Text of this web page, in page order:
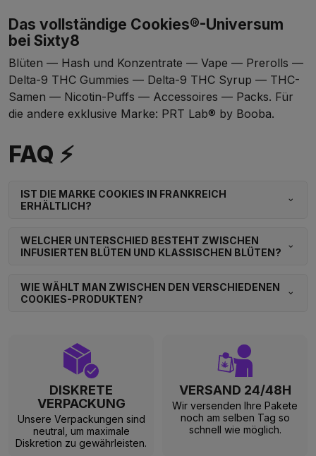
Das vollständige Cookies®-Universum
bei Sixty8
Blüten — Hash und Konzentrate — Vape — Prerolls —
Delta-9 THC Gummies — Delta-9 THC Syrup — THC-
Samen — Nicotin-Puffs — Accessoires — Packs. Für
die andere exklusive Marke: PRT Lab® by Booba.
FAQ ⚡
IST DIE MARKE COOKIES IN FRANKREICH
ERHÄLTLICH?
WELCHER UNTERSCHIED BESTEHT ZWISCHEN
INFUSIERTEN BLÜTEN UND KLASSISCHEN BLÜTEN?
WIE WÄHLT MAN ZWISCHEN DEN VERSCHIEDENEN
COOKIES-PRODUKTEN?
DISKRETE
VERPACKUNG
Unsere Verpackungen sind
neutral, um maximale
Diskretion zu gewährleisten.
VERSAND 24/48H
Wir versenden Ihre Pakete
noch am selben Tag so
schnell wie möglich.